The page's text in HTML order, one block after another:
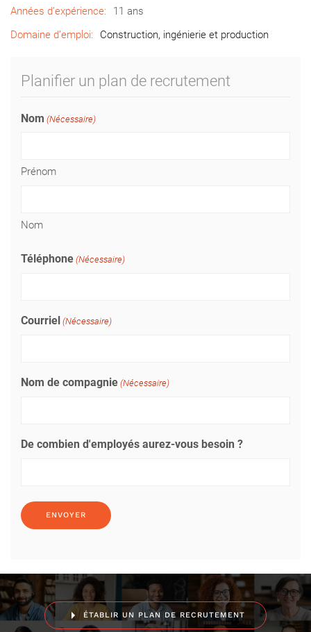
Années d’expérience:
11 ans
Domaine d’emploi:
Construction, ingénierie et production
Planifier un plan de recrutement
Nom (Nécessaire)
Prénom
Nom
Téléphone (Nécessaire)
Courriel (Nécessaire)
Nom de compagnie (Nécessaire)
De combien d'employés aurez-vous besoin ?
ÉTABLIR UN PLAN DE RECRUTEMENT